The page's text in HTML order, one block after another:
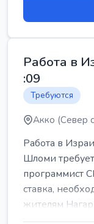
Работа в
:09
Требуются
Акко (Север
Работа в
Шломи
программист
ставка,
жителям